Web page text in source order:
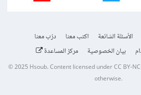
الأسئلة الشائعة اكتب معنا
درّب معنا
بيان الخصوصية مركز المساعدة
© 2025Hsoub.Content licensed underCC BY-
otherwise.